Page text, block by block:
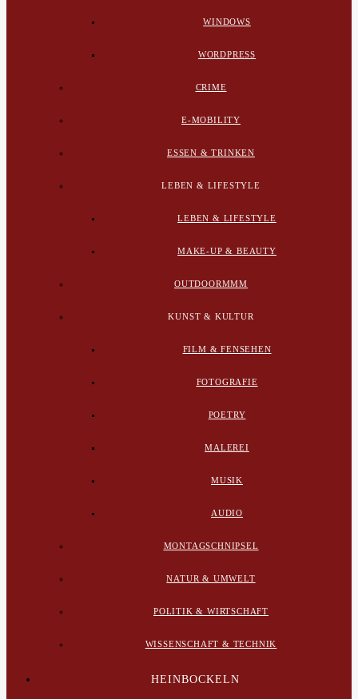
WINDOWS
WORDPRESS
CRIME
E-MOBILITY
ESSEN & TRINKEN
LEBEN & LIFESTYLE
LEBEN & LIFESTYLE
MAKE-UP & BEAUTY
OUTDOORMMM
KUNST & KULTUR
FILM & FENSEHEN
FOTOGRAFIE
POETRY
MALEREI
MUSIK
AUDIO
MONTAGSCHNIPSEL
NATUR & UMWELT
POLITIK & WIRTSCHAFT
WISSENSCHAFT & TECHNIK
HEINBOCKELN